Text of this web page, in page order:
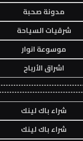
مدونة صحبة
شرقيات السياحة
موسوعة انوار
اشراق الأرباح
شراء باك لينك
شراء باك لينك